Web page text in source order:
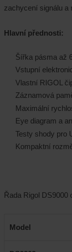
zachycení signálu a
Hlavní přednosti:
Šířka pásma až
Vstupní
Vlastní RIGOL
Záznamová
Maximální
Eye diagram a
Testy shody pro
Kompaktní
Řada Rigol DS9000
Model